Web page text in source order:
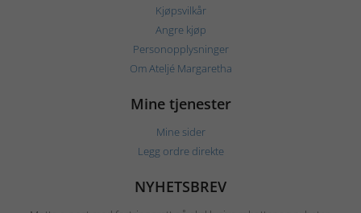
Kjøpsvilkår
Angre kjøp
Personopplysninger
Om Ateljé Margaretha
Mine tjenester
Mine sider
Legg ordre direkte
NYHETSBREV